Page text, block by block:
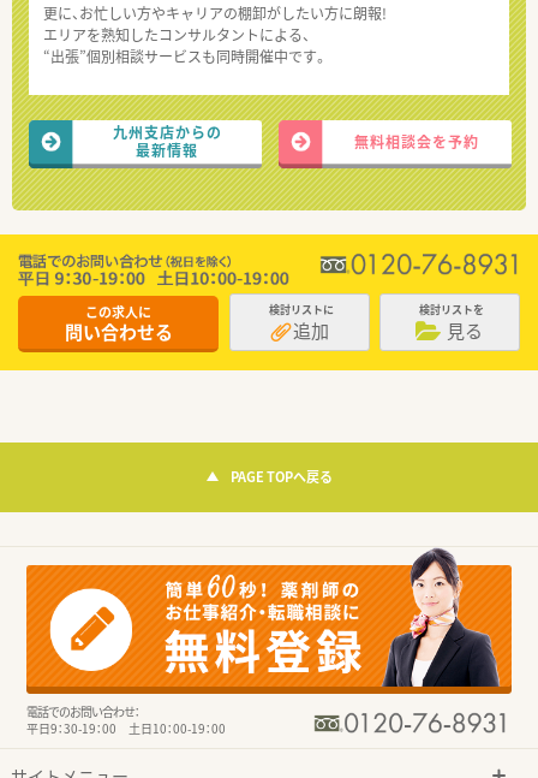
更に、お忙しい方やキャリアの棚卸がしたい方に朗報!
エリアを熟知したコンサルタントによる、
“出張”個別相談サービスも同時開催中です。
九州支店からの
最新情報
無料相談会を予約
この求人に
問い合わせる
検討リストに
追加
検討リストを
見る
PAGE TOPへ戻る
電話でのお問い合わせ：
平日9：30-19：00 土日10：00-19：00